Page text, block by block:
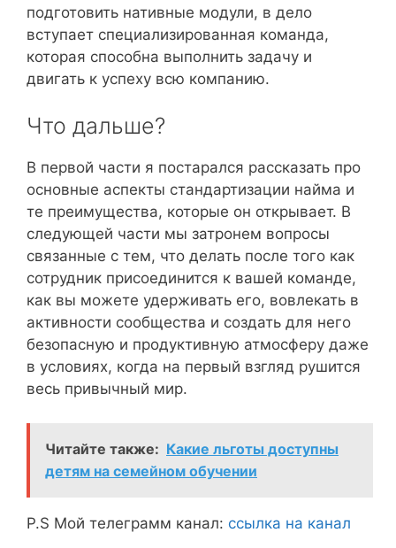
подготовить нативные модули, в дело
вступает специализированная команда,
которая способна выполнить задачу и
двигать к успеху всю компанию.
Что дальше?
В первой части я постарался рассказать про
основные аспекты стандартизации найма и
те преимущества, которые он открывает. В
следующей части мы затронем вопросы
связанные с тем, что делать после того как
сотрудник присоединится к вашей команде,
как вы можете удерживать его, вовлекать в
активности сообщества и создать для него
безопасную и продуктивную атмосферу даже
в условиях, когда на первый взгляд рушится
весь привычный мир.
Читайте также: Какие льготы доступны
детям на семейном обучении
P.S Мой телеграмм канал: ссылка на канал